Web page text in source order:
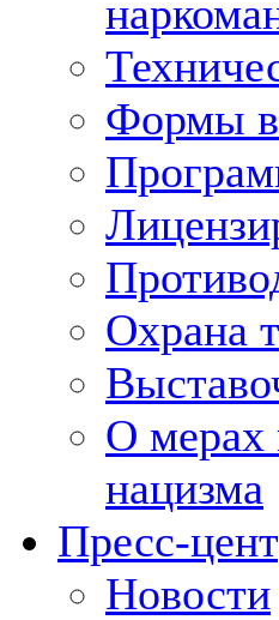
Формы
Охрана
О мерах
нацизма
Пресс-
Новости